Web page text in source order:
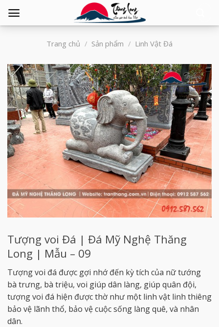
Trang chủ / Sản phẩm / Linh Vật Đá
Tượng voi Đá | Đá Mỹ Nghệ Thăng
Long | Mẫu – 09
Tượng voi đá được gợi nhớ đến kỳ tích của nữ tướng
bà trưng, bà triệu, voi giúp dân làng, giúp quân đội,
tượng voi đá hiện được thờ như một linh vật linh thiêng
bảo vệ lãnh thổ, bảo vệ cuộc sống làng quê, và nhân
dân.